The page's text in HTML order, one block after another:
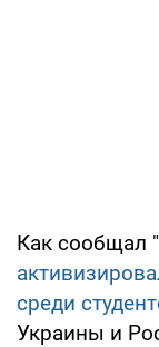
Как сообщал
среди
Украины и